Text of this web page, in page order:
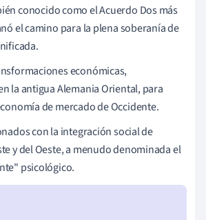
conocido como el Acuerdo Dos más
el camino para la plena soberanía de
económicas,
la antigua Alemania Oriental, para
de mercado de Occidente.
con la integración social de
y del Oeste, a menudo denominada el
psicológico.